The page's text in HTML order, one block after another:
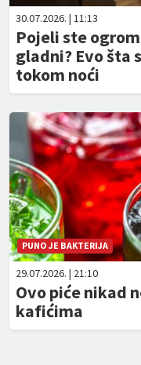
30.07.2026. | 11:13
Pojeli ste
gladni? Evo šta
tokom noći
PUNO JE BAKTERIJA
29.07.2026. | 21:10
Ovo piće nikad
kafićima